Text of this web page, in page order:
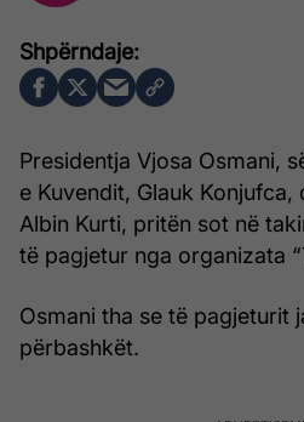
Presidentja Vjosa Osmani,
e Kuvendit, Glauk
Albin Kurti, pritën sot në
të pagjetur nga organizata
Osmani tha se të pagjeturit
përbashkët.